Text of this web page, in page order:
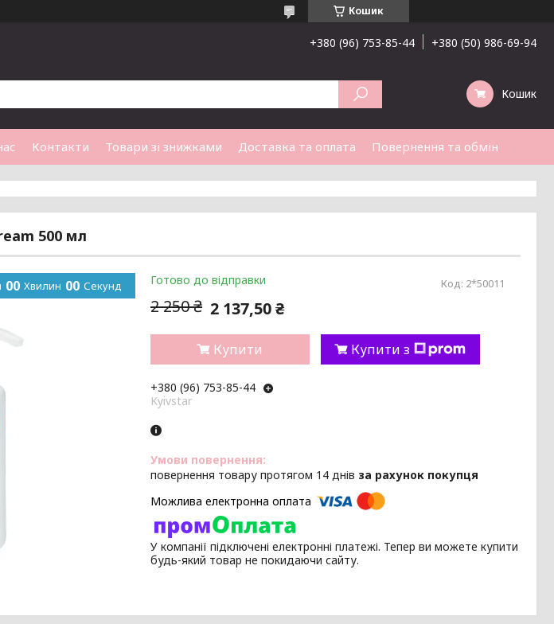
Кошик
+380 (96) 753-85-44 +380 (50) 986-69-94
Кошик
Контакти Товари зі знижками Доставка та оплата Повернення та обмін
500 мл
00 Хвилин 00 Секунд Готово до відправки Код: 2*50011
2 250 ₴ 2 137,50 ₴
Купити Купити з
+380 (96) 753-85-44
Kyivstar
повернення товару протягом 14 днів за рахунок покупця
У компанії підключені електронні платежі. Тепер ви можете купити
будь-який товар не покидаючи сайту.